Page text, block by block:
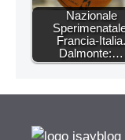
Nazionale
Francia-Italia.
Dalmonte:…